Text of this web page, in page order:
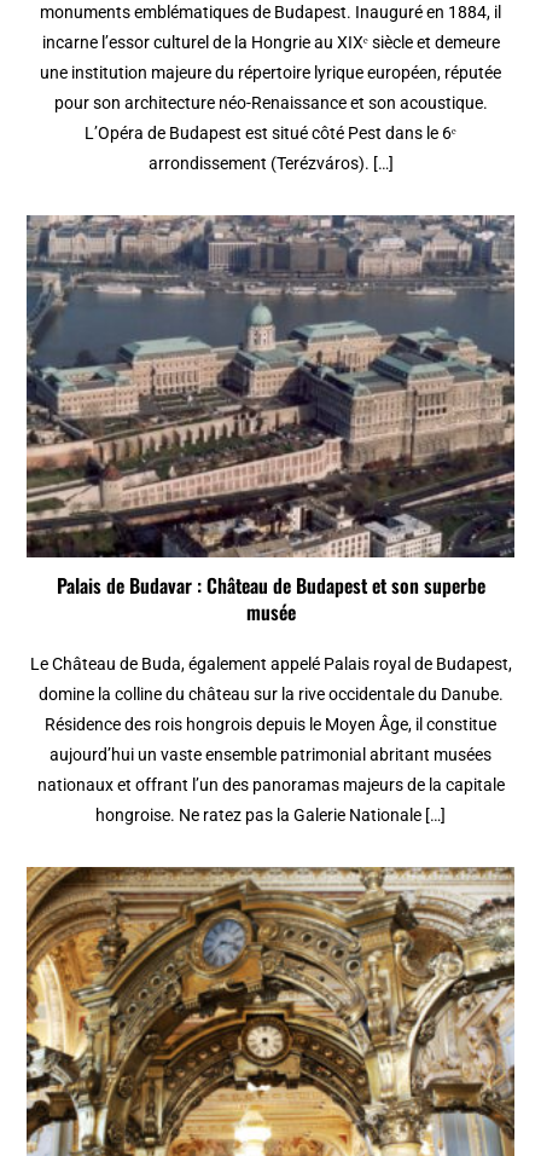
monuments emblématiques de Budapest. Inauguré en 1884, il
incarne l’essor culturel de la Hongrie au XIXᵉ siècle et demeure
une institution majeure du répertoire lyrique européen, réputée
pour son architecture néo-Renaissance et son acoustique.
L’Opéra de Budapest est situé côté Pest dans le 6ᵉ
arrondissement (Terézváros). […]
Palais de Budavar : Château de Budapest et son superbe
musée
Le Château de Buda, également appelé Palais royal de Budapest,
domine la colline du château sur la rive occidentale du Danube.
Résidence des rois hongrois depuis le Moyen Âge, il constitue
aujourd’hui un vaste ensemble patrimonial abritant musées
nationaux et offrant l’un des panoramas majeurs de la capitale
hongroise. Ne ratez pas la Galerie Nationale […]